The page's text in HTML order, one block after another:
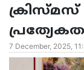
ക്രിസ്മസ്
7 December, 2025,